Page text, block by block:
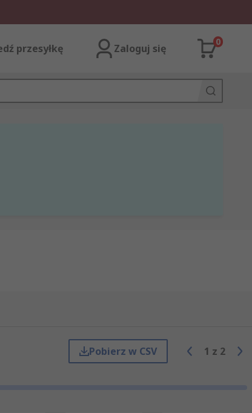
przesyłkę Zaloguj się
0
Pobierz w CSV 1 z 2